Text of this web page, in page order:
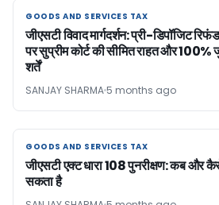
GOODS AND SERVICES TAX
GOODS AND SERVICES TAX
जीएसटी विवाद मार्गदर्शन: प्री-डिपॉजिट
पर सुप्रीम कोर्ट की सीमित राहत और 100%
शर्तें
SANJAY SHARMA 5 months ago
GOODS AND SERVICES TAX
GOODS AND SERVICES TAX
जीएसटी एक्ट धारा 108 पुनरीक्षण: कब और
सकता है